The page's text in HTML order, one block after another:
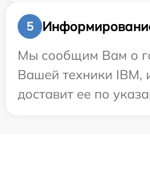
5
Мы сообщим Вам о
Вашей техники IBM,
доставит ее по